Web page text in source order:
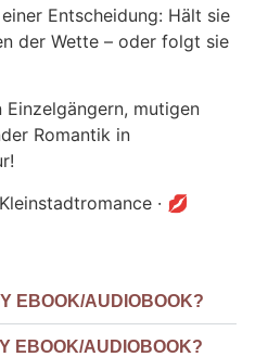
Entscheidung: Hält sie
der Wette – oder folgt sie
Einzelgängern, mutigen
Romantik in
· 💋
EBOOK/AUDIOBOOK?
EBOOK/AUDIOBOOK?